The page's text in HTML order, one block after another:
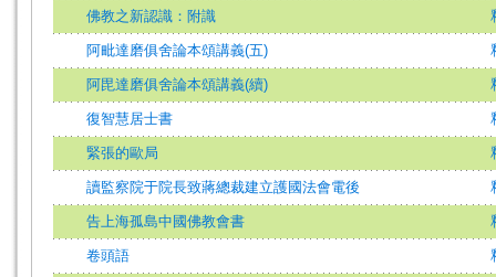
佛教之新認識：附識
阿毗達磨俱舍論本頌講義(五)
阿毘達磨俱舍論本頌講義(續)
復智慧居士書
緊張的歐局
讀監察院于院長致蔣總裁建立護國法會電後
告上海孤島中國佛教會書
卷頭語